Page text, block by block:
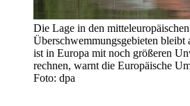
Die Lage in den mitteleuropäischen
Überschwemmungsgebieten bleibt
ist in Europa mit noch größeren
rechnen, warnt die Europäische
Foto: dpa